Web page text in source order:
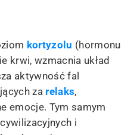
kortyzolu (hormonu
krwi, wzmacnia układ
aktywność fal
za relaks,
emocje. Tym samym
i